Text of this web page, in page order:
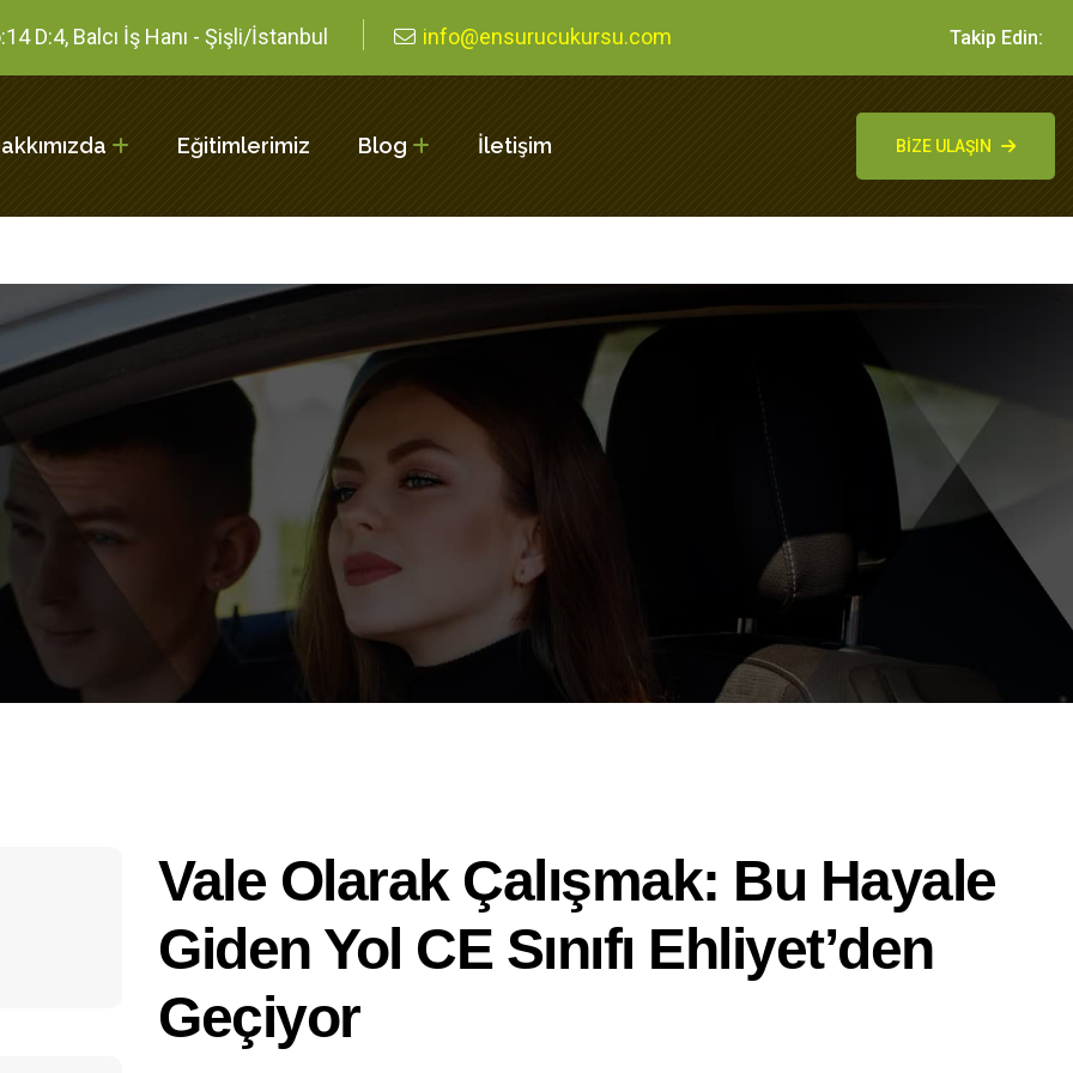
D:4, Balcı İş Hanı - Şişli/İstanbul info@ensurucukursu.com Takip Edin:
Eğitimlerimiz Blog İletişim BIZE ULAŞIN
Vale Olarak Çalışmak: Bu Hayale
Giden Yol CE Sınıfı Ehliyet’den
Geçiyor